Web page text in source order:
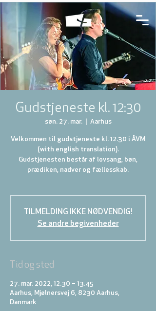
Gudstjeneste kl. 12:30
søn. 27. mar.
  |
Aarhus
Velkommen til gudstjeneste kl. 12.30 i ÅVM
(with english translation).
Gudstjenesten består af lovsang, bøn,
prædiken, nadver og fællesskab.
TILMELDING IKKE NØDVENDIG!
Se andre begivenheder
Tid og sted
27. mar. 2022, 12.30 – 13.45
Aarhus, Mjølnersvej 6, 8230 Aarhus,
Danmark